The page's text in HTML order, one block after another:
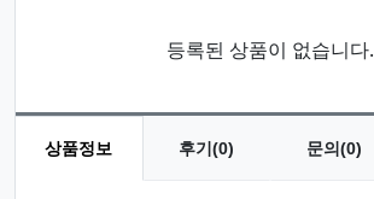
등록된 상품이 없습니다.
상품정보 후기(0) 문의(0)